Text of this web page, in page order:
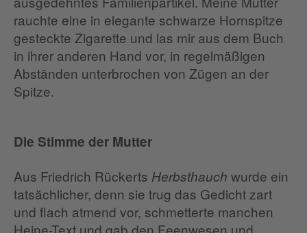
rauchte eine in elegante schwarze Hornspitze
gesteckte Zigarette und las mir aus dem Buch
in ihrer anderen Hand vor, in regelmäßigen
Abständen unterbrochen von Zügen an der
Spitze.
Die Stimme der Mutter
Aus Friedrich Rückerts Herbsthauch wurde ein
tatsächlicher, denn sie trug das Gedicht zart
und flach atmend vor, schmetterte manchen
Heine-Text und gab den Feenwesen und